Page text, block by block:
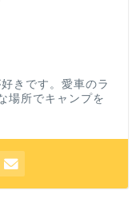
きです。愛車のラ
場所でキャンプを